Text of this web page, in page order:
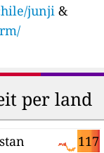
junji &
per land
117